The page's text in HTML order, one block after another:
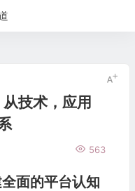
技术，应用
563
面的平台认知